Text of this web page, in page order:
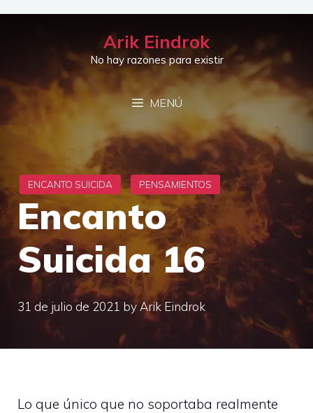
Saltar
Arik Eindrok
No hay razones para existir
MENÚ
Encanto
Suicida 16
31 de julio de 2021 byArik Eindrok
Lo que único que no soportaba realmente